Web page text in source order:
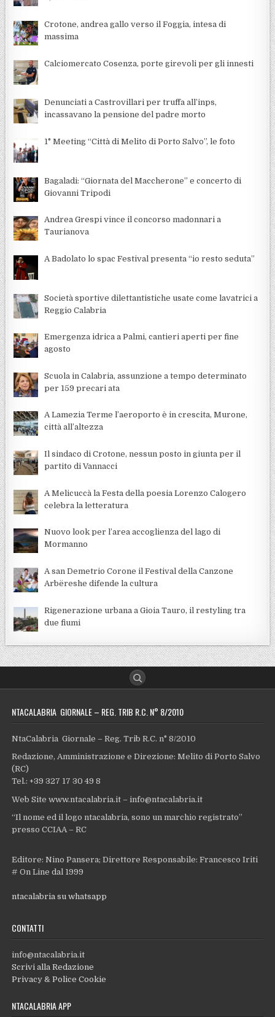
Crotone, andrea gallo verso il Foggia, intesa di
massima
Calciomercato Cosenza, porte girevoli per gli innesti
Denunciati a Castrovillari per truffa all’inps,
incassavano la pensione del padre morto
1° Meeting “Città di Melito di Porto Salvo”, le foto
Bagaladi: “Giornata del Maccherone” e concerto di
Giovanni Tripodi
Andrea Grespi vince il concorso madonnari a
Taurianova
A Badolato lo spac Festival presenta “io resto seduta”
Società sportive dilettantistiche usate come lavatrici a
Reggio Calabria
Emergenza idrica a Palmi, cantieri aperti per fine
agosto
Scuola in Calabria, assunzione a tempo determinato
per 159 precari ata
A Lamezia Terme l’aeroporto è in crescita, Murone,
città all’altezza
Il sindaco di Crotone, nessun posto in giunta per il
partito di Vannacci
A Melicuccà la Festa della poesia Lorenzo Calogero
celebra la letteratura
Nuovo look per l’area accoglienza del lago di
Mormanno
A san Demetrio Corone il Festival della Canzone
Arbëreshe difende la cultura
Rigenerazione urbana a Gioia Tauro, il restyling tra
due fiumi
NTACALABRIA GIORNALE – REG. TRIB R.C. N° 8/2010
NtaCalabria Giornale – Reg. Trib R.C. n° 8/2010
Redazione, Amministrazione e Direzione: Melito di Porto Salvo
(RC)
Tel.: +39 327 17 30 49 8
Web Site www.ntacalabria.it – info@ntacalabria.it
“Il nome ed il logo ntacalabria, sono un marchio registrato”
presso CCIAA – RC
Editore: Nino Pansera; Direttore Responsabile: Francesco Iriti
# On Line dal 1999
ntacalabria su whatsapp
CONTATTI
info@ntacalabria.it
Scrivi alla Redazione
Privacy & Police Cookie
NTACALABRIA APP